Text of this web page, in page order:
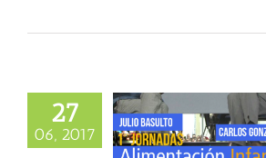
27
06, 2017
Error en la
del evento «I
de alimentación